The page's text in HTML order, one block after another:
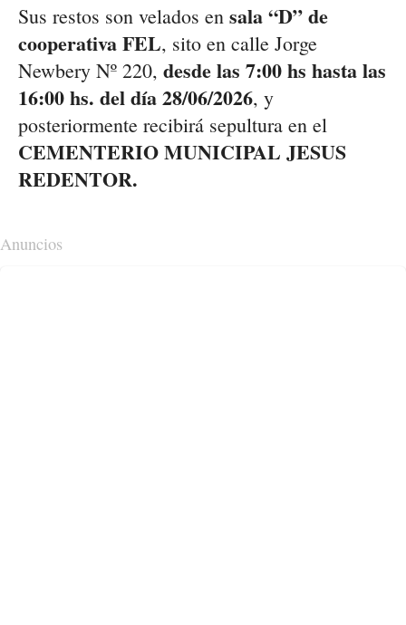
Sus restos son velados en sala “D” de
cooperativa FEL, sito en calle Jorge
Newbery Nº 220, desde las 7:00 hs hasta las
16:00 hs. del día 28/06/2026, y
posteriormente recibirá sepultura en el
CEMENTERIO MUNICIPAL JESUS
REDENTOR.
Anuncios